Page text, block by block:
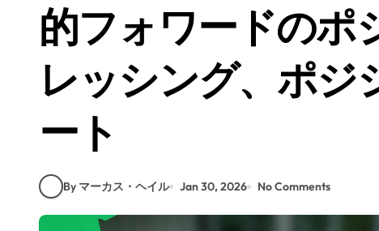
的フォワードのポ
レッシング、ポジ
ート
By マーカス・ヘイル Jan 30, 2026 No Comments